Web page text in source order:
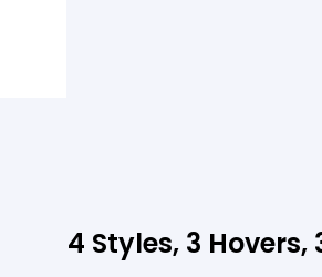
4 Styles, 3 Hovers,